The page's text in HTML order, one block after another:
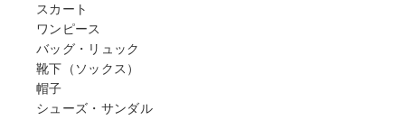
スカート
ワンピース
バッグ・リュック
靴下（ソックス）
帽子
シューズ・サンダル